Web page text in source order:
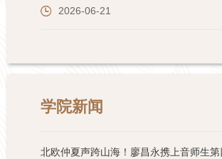
学院新闻
北欧仲夏声跨山海！廖昌永携上音师生第